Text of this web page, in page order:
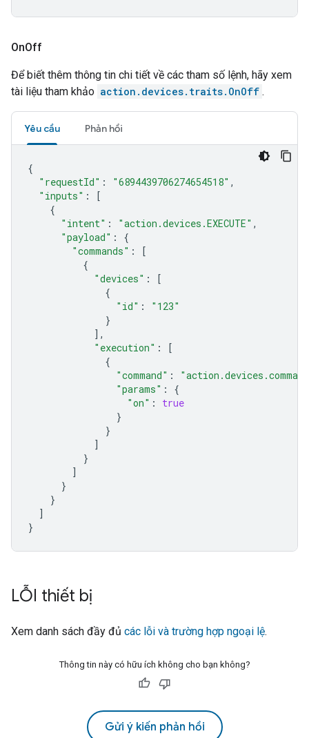
OnOff
Để biết thêm thông tin chi tiết về các tham số lệnh, hãy xem
tài liệu tham khảo action.devices.traits.OnOff .
Yêu cầu Phản hồi
{
"requestId" : "6894439706274654518" ,
"inputs" :
[
{
"intent" : "action.devices.EXECUTE" ,
"payload" :
{
"commands" :
[
{
"devices" :
[
{
"id" :
"123"
}
],
"execution" :
[
{
"command" :
"params" :
{
"on" :
true
}
}
]
}
]
}
}
]
}
LỖI thiết bị
Xem danh sách đầy đủ các lỗi và trường hợp ngoại lệ.
Thông tin này có hữu ích không cho bạn không?
Gửi ý kiến phản hồi